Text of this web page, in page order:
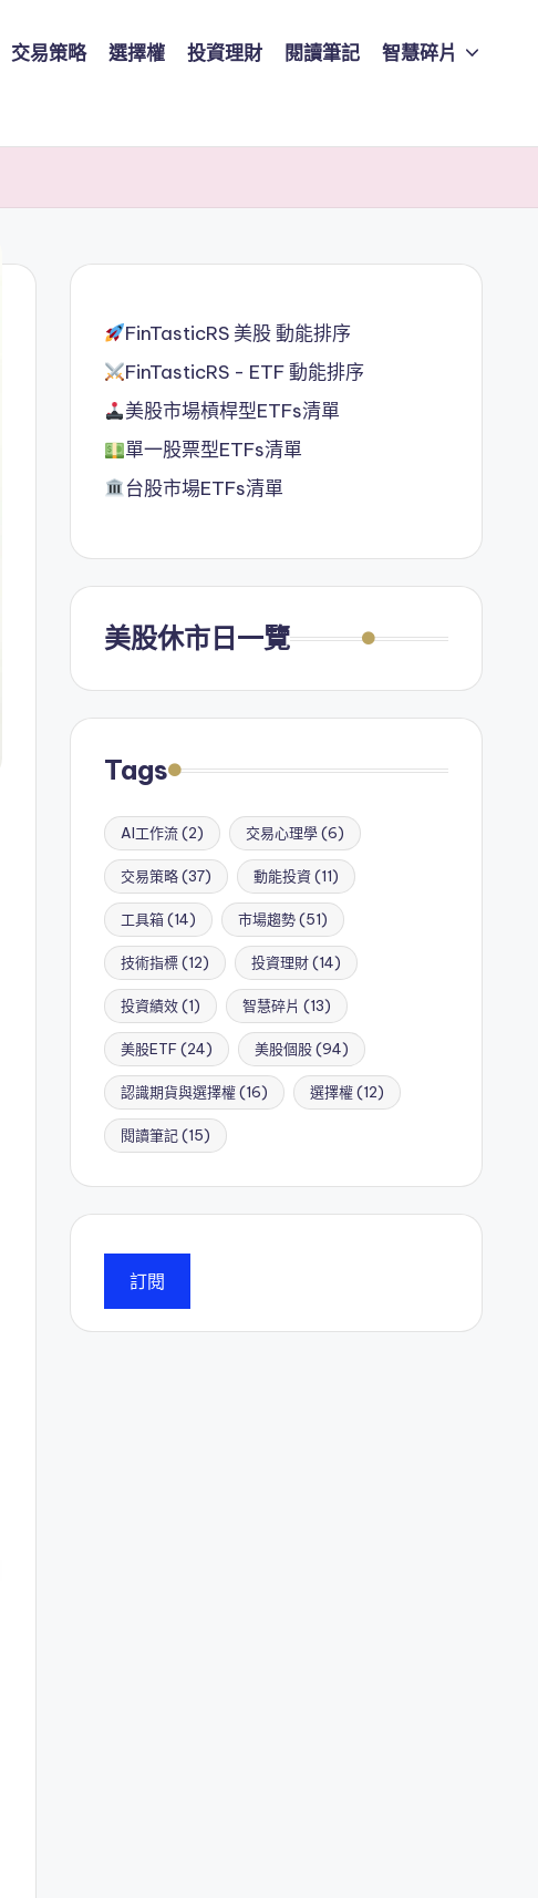
交易策略 選擇權 投資理財 閱讀筆記 智慧碎片
FinTasticRS 美股 動能排序
FinTasticRS - ETF 動能排序
美股市場槓桿型ETFs清單
單一股票型ETFs清單
台股市場ETFs清單
美股休市日一覽
Tags
AI工作流(2) 交易心理學(6)
交易策略(37) 動能投資(11)
工具箱(14) 市場趨勢(51)
技術指標(12) 投資理財(14)
投資績效(1) 智慧碎片 (13)
美股ETF(24) 美股個股(94)
認識期貨與選擇權(16) 選擇權(12)
閱讀筆記(15)
訂閱